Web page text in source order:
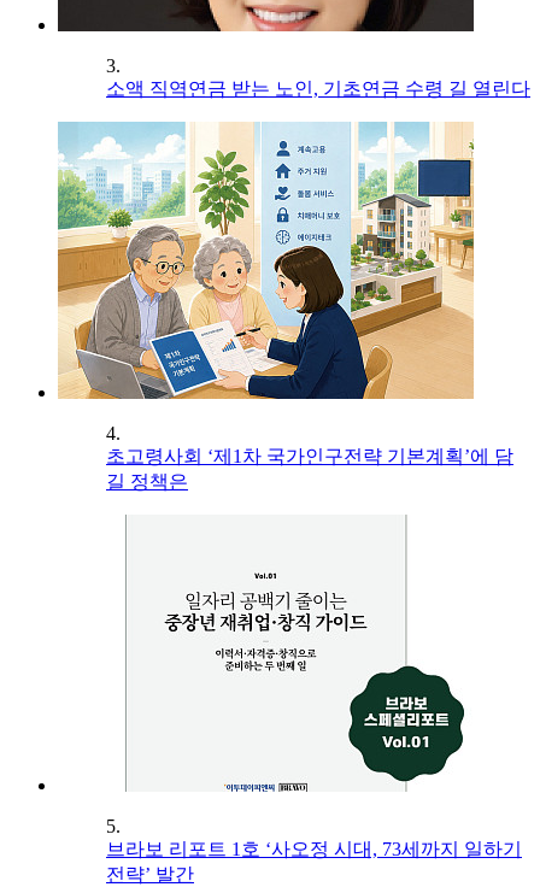
3.
소액 직역연금 받는 노인, 기초연금 수령 길 열린다
4.
초고령사회 ‘제1차 국가인구전략 기본계획’에 담
길 정책은
5.
브라보 리포트 1호 ‘사오정 시대, 73세까지 일하기
전략’ 발간